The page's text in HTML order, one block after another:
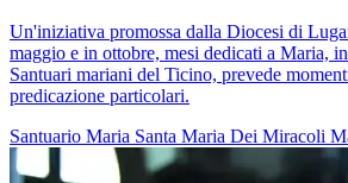
Un'iniziativa promossa dalla Diocesi di
maggio e in ottobre, mesi dedicati a Maria,
Santuari mariani del Ticino, prevede
predicazione particolari.
Santuario Maria Santa Maria Dei Miracoli